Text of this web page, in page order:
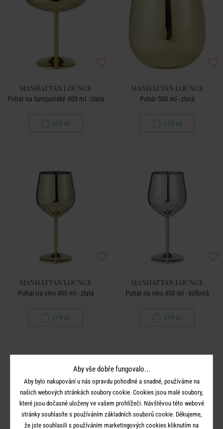
MANHATTAN LOUNGE
Pohár na šampaňské 400 ml - zlatá
379 Kč
MANHATTAN LOUNGE
Pohár 500 ml - zlatá
229 Kč
MANHATTAN LOUNGE
Pohár na víno 400 ml - zlatá
379 Kč
MANHATTAN LOUNGE
Pohár na víno 400 ml - stříbrná
379 Kč
Aby vše dobře fungovalo...
Aby bylo nakupování u nás opravdu pohodlné a snadné, používáme na
našich webových stránkách soubory cookie. Cookies jsou malé soubory,
které jsou dočasně uloženy ve vašem prohlížeči. Návštěvou této webové
stránky souhlasíte s používáním základních souborů cookie. Děkujeme,
že jste souhlasili s používáním marketingových cookies kliknutím na